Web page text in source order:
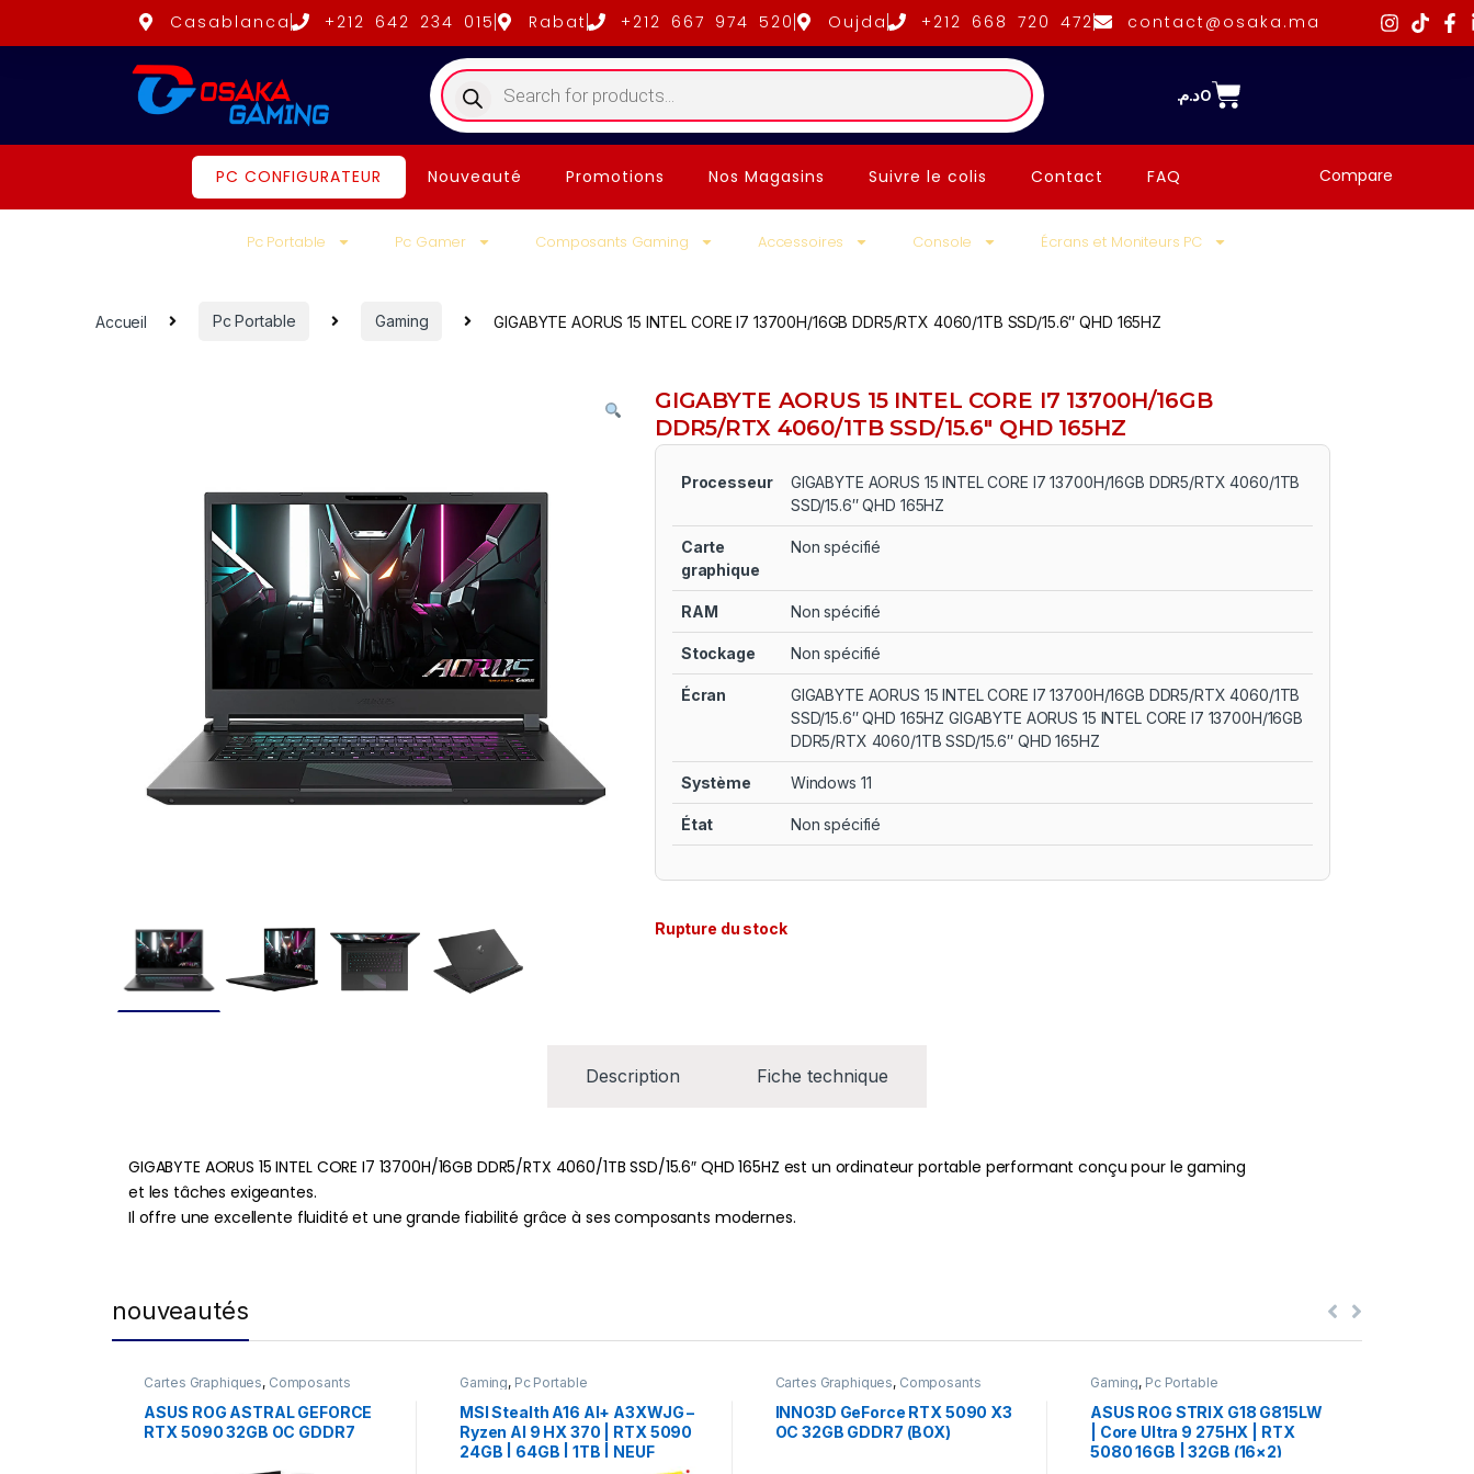
Casablanca +212 642 234 015 Rabat +212 667 974 520 Oujda +212 668 720 472 contact@osaka.ma
0د.م.
PC CONFIGURATEUR Nouveauté Promotions Nos Magasins Suivre le colis Contact FAQ Compare
Pc Portable Pc Gamer Composants Gaming Accessoires Console Écrans et Moniteurs PC
Accueil Pc Portable Gaming GIGABYTE AORUS 15 INTEL CORE I7 13700H/16GB DDR5/RTX 4060/1TB SSD/15.6″ QHD 165HZ
GIGABYTE AORUS 15 INTEL CORE I7 13700H/16GB
DDR5/RTX 4060/1TB SSD/15.6″ QHD 165HZ
Processeur
GIGABYTE AORUS 15 INTEL CORE I7 13700H/16GB DDR5/RTX 4060/1TB
SSD/15.6″ QHD 165HZ
Carte
graphique
Non spécifié
RAM Non spécifié
Stockage Non spécifié
Écran
GIGABYTE AORUS 15 INTEL CORE I7 13700H/16GB DDR5/RTX 4060/1TB
SSD/15.6″ QHD 165HZ GIGABYTE AORUS 15 INTEL CORE I7 13700H/16GB
DDR5/RTX 4060/1TB SSD/15.6″ QHD 165HZ
Système Windows 11
État Non spécifié
Rupture du stock
Description Fiche technique
GIGABYTE AORUS 15 INTEL CORE I7 13700H/16GB DDR5/RTX 4060/1TB SSD/15.6″ QHD 165HZ est un ordinateur portable performant conçu pour le gaming
et les tâches exigeantes.
Il offre une excellente fluidité et une grande fiabilité grâce à ses composants modernes.
nouveautés
Cartes Graphiques, Composants
NVIDIA
ASUS ROG ASTRAL GEFORCE
RTX 5090 32GB OC GDDR7
Gaming, Pc Portable
MSI Stealth A16 AI+ A3XWJG –
Ryzen AI 9 HX 370 | RTX 5090
24GB | 64GB | 1TB | NEUF
Cartes Graphiques, Composants
NVIDIA
INNO3D GeForce RTX 5090 X3
OC 32GB GDDR7 (BOX)
Gaming, Pc Portable
ASUS ROG STRIX G18 G815LW
| Core Ultra 9 275HX | RTX
5080 16GB | 32GB (16×2)